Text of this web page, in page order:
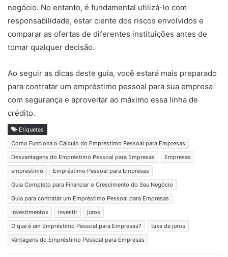
negócio. No entanto, é fundamental utilizá-lo com
responsabilidade, estar ciente dos riscos envolvidos e
comparar as ofertas de diferentes instituições antes de
tomar qualquer decisão.
Ao seguir as dicas deste guia, você estará mais preparado
para contratar um empréstimo pessoal para sua empresa
com segurança e aproveitar ao máximo essa linha de
crédito.
Etiquetas
Como Funciona o Cálculo do Empréstimo Pessoal para Empresas
Desvantagens do Empréstimo Pessoal para Empresas
Empresas
emprestimo
Empréstimo Pessoal para Empresas
Guia Completo para Financiar o Crescimento do Seu Negócio
Guia para contratar um Empréstimo Pessoal para Empresas
Investimentos
investir
juros
O que é um Empréstimo Pessoal para Empresas?
taxa de juros
Vantagens do Empréstimo Pessoal para Empresas